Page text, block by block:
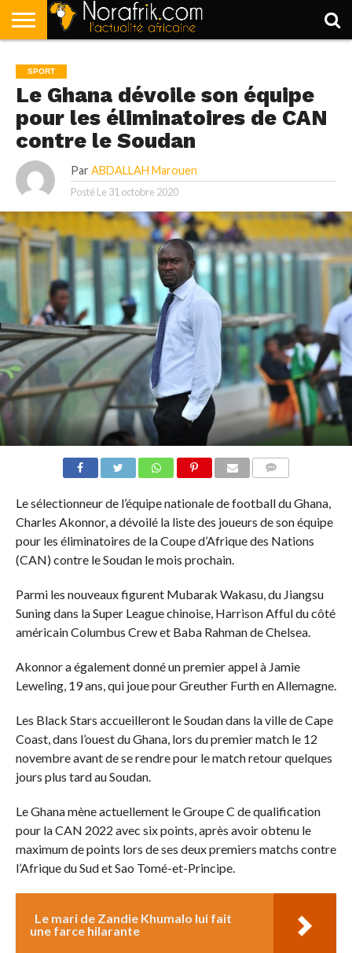
POLITIQUE
SOCIÉTÉ
ECONOMIE
SPORT
LIFESTYLE
SPORT
Le Ghana dévoile son équipe
pour les éliminatoires de CAN
contre le Soudan
Par ABDALLAH Marouen
Posté Le 31 octobre 2020
Le sélectionneur de l’équipe nationale de football du Ghana,
Charles Akonnor, a dévoilé la liste des joueurs de son équipe
pour les éliminatoires de la Coupe d’Afrique des Nations
(CAN) contre le Soudan le mois prochain.
Parmi les nouveaux figurent Mubarak Wakasu, du Jiangsu
Suning dans la Super League chinoise, Harrison Afful du côté
américain Columbus Crew et Baba Rahman de Chelsea.
Akonnor a également donné un premier appel à Jamie
Leweling, 19 ans, qui joue pour Greuther Furth en Allemagne.
Les Black Stars accueilleront le Soudan dans la ville de Cape
Coast, dans l’ouest du Ghana, lors du premier match le 12
novembre avant de se rendre pour le match retour quelques
jours plus tard au Soudan.
Le Ghana mène actuellement le Groupe C de qualification
pour la CAN 2022 avec six points, après avoir obtenu le
maximum de points lors de ses deux premiers matchs contre
l’Afrique du Sud et Sao Tomé-et-Principe.
Le mari de Zandie Khumalo lui fait
une farce hilarante